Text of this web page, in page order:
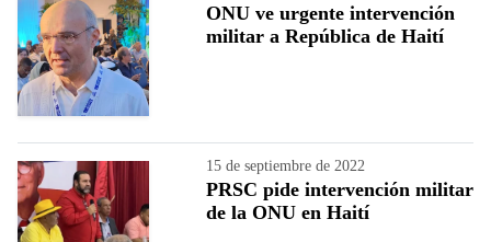
ONU ve urgente intervención
militar a República de Haití
15 de septiembre de 2022
PRSC pide intervención militar
de la ONU en Haití